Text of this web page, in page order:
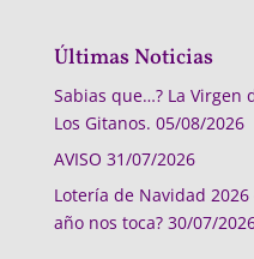
Últimas Noticias
Sabias que…? La Virgen
Los Gitanos. 05/08/2026
AVISO 31/07/2026
Lotería de Navidad
año nos toca? 30/07/